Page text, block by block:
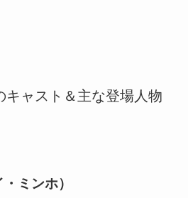
キャスト＆主な登場人物
ミンホ）